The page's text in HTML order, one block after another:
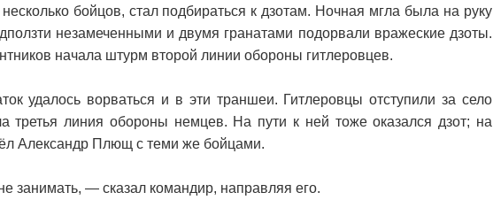
бойцов, стал подбираться к дзотам. Ночная мгла была на руку
незамеченными и двумя гранатами подорвали вражеские дзоты.
начала штурм второй линии обороны гитлеровцев.
удалось ворваться и в эти траншеи. Гитлеровцы отступили за село
третья линия обороны немцев. На пути к ней тоже оказался дзот; на
Александр Плющ с теми же бойцами.
занимать, — сказал командир, направляя его.